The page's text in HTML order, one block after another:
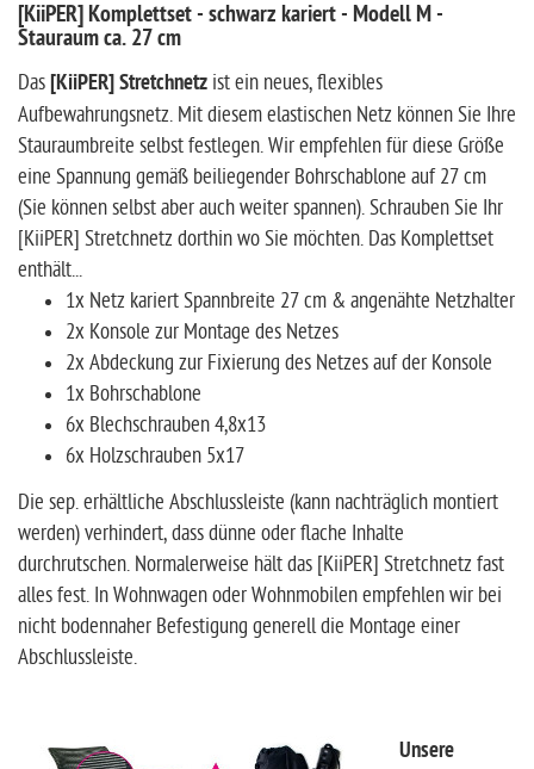
[KiiPER] Komplettset - schwarz kariert - Modell M -
Stauraum ca. 27 cm
Das [KiiPER] Stretchnetz ist ein neues, flexibles
Aufbewahrungsnetz. Mit diesem elastischen Netz können Sie Ihre
Stauraumbreite selbst festlegen. Wir empfehlen für diese Größe
eine Spannung gemäß beiliegender Bohrschablone auf 27 cm
(Sie können selbst aber auch weiter spannen). Schrauben Sie Ihr
[KiiPER] Stretchnetz dorthin wo Sie möchten. Das Komplettset
enthält...
1x Netz kariert Spannbreite 27 cm & angenähte Netzhalter
2x Konsole zur Montage des Netzes
2x Abdeckung zur Fixierung des Netzes auf der Konsole
1x Bohrschablone
6x Blechschrauben 4,8x13
6x Holzschrauben 5x17
Die sep. erhältliche Abschlussleiste (kann nachträglich montiert
werden) verhindert, dass dünne oder flache Inhalte
durchrutschen. Normalerweise hält das [KiiPER] Stretchnetz fast
alles fest. In Wohnwagen oder Wohnmobilen empfehlen wir bei
nicht bodennaher Befestigung generell die Montage einer
Abschlussleiste.
Unsere